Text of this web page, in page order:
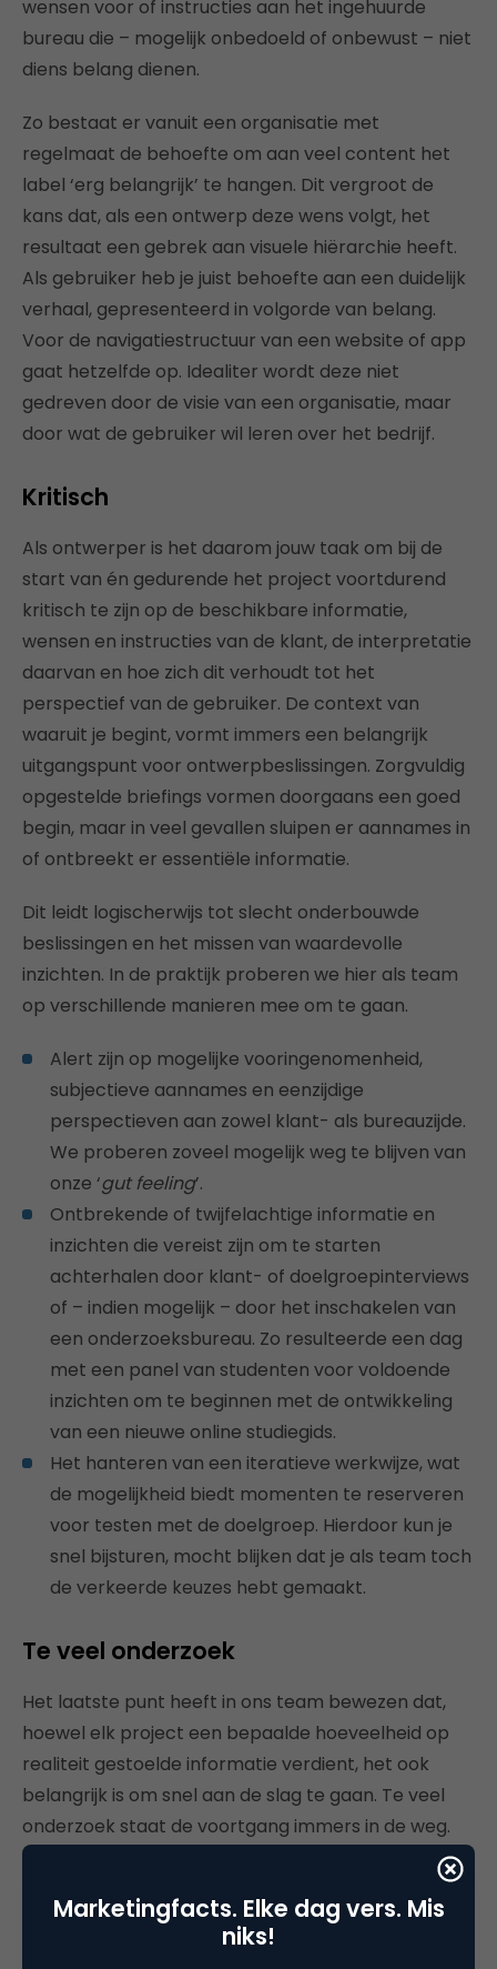
wensen voor of instructies aan het ingehuurde
bureau die – mogelijk onbedoeld of onbewust – niet
diens belang dienen.
Zo bestaat er vanuit een organisatie met
regelmaat de behoefte om aan veel content het
label ‘erg belangrijk’ te hangen. Dit vergroot de
kans dat, als een ontwerp deze wens volgt, het
resultaat een gebrek aan visuele hiërarchie heeft.
Als gebruiker heb je juist behoefte aan een duidelijk
verhaal, gepresenteerd in volgorde van belang.
Voor de navigatiestructuur van een website of app
gaat hetzelfde op. Idealiter wordt deze niet
gedreven door de visie van een organisatie, maar
door wat de gebruiker wil leren over het bedrijf.
Kritisch
Als ontwerper is het daarom jouw taak om bij de
start van én gedurende het project voortdurend
kritisch te zijn op de beschikbare informatie,
wensen en instructies van de klant, de interpretatie
daarvan en hoe zich dit verhoudt tot het
perspectief van de gebruiker. De context van
waaruit je begint, vormt immers een belangrijk
uitgangspunt voor ontwerpbeslissingen. Zorgvuldig
opgestelde briefings vormen doorgaans een goed
begin, maar in veel gevallen sluipen er aannames in
of ontbreekt er essentiële informatie.
Dit leidt logischerwijs tot slecht onderbouwde
beslissingen en het missen van waardevolle
inzichten. In de praktijk proberen we hier als team
op verschillende manieren mee om te gaan.
Alert zijn op mogelijke vooringenomenheid,
subjectieve aannames en eenzijdige
perspectieven aan zowel klant- als bureauzijde.
We proberen zoveel mogelijk weg te blijven van
onze ‘gut feeling’.
Ontbrekende of twijfelachtige informatie en
inzichten die vereist zijn om te starten
achterhalen door klant- of doelgroepinterviews
of – indien mogelijk – door het inschakelen van
een onderzoeksbureau. Zo resulteerde een dag
met een panel van studenten voor voldoende
inzichten om te beginnen met de ontwikkeling
van een nieuwe online studiegids.
Het hanteren van een iteratieve werkwijze, wat
de mogelijkheid biedt momenten te reserveren
voor testen met de doelgroep. Hierdoor kun je
snel bijsturen, mocht blijken dat je als team toch
de verkeerde keuzes hebt gemaakt.
Te veel onderzoek
Het laatste punt heeft in ons team bewezen dat,
hoewel elk project een bepaalde hoeveelheid op
realiteit gestoelde informatie verdient, het ook
belangrijk is om snel aan de slag te gaan. Te veel
onderzoek staat de voortgang immers in de weg.
Vanwege de inhoudelijke diversiteit van de
gewenste hoeveelheid onderzoek en de daarbij
passende onderzoeksmethodieken.
Marketingfacts. Elke dag vers. Mis
niks!